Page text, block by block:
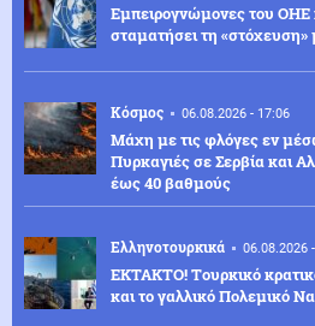
Εμπειρογνώμονες του ΟΗΕ
σταματήσει τη «στόχευση»
Κόσμος 06.08.2026 - 17:06
Μάχη με τις φλόγες εν
Πυρκαγιές σε Σερβία και
έως 40 βαθμούς
Ελληνοτουρκικά 06.08.2026
ΕΚΤΑΚΤΟ! Tουρκικό
και το γαλλικό Πολεμικό